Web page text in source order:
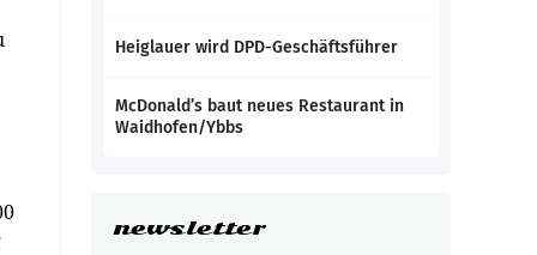
Heiglauer wird DPD-Geschäftsführer
McDonald’s baut neues Restaurant in
Waidhofen/Ybbs
newsletter